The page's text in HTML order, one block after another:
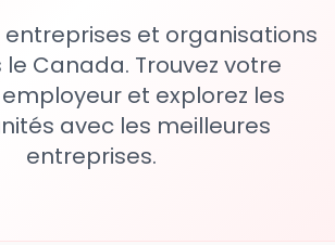
entreprises et organisations
Canada. Trouvez votre
et explorez les
avec les meilleures
entreprises.